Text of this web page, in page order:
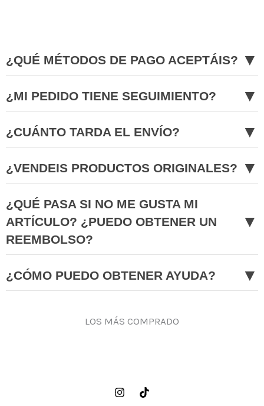
¿QUÉ MÉTODOS DE PAGO ACEPTÁIS? ▼
¿MI PEDIDO TIENE SEGUIMIENTO? ▼
¿CUÁNTO TARDA EL ENVÍO? ▼
¿VENDEIS PRODUCTOS ORIGINALES? ▼
¿QUÉ PASA SI NO ME GUSTA MI
ARTÍCULO? ¿PUEDO OBTENER UN
REEMBOLSO?
▼
¿CÓMO PUEDO OBTENER AYUDA? ▼
LOS MÁS COMPRADO